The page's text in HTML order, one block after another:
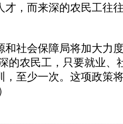
才，而来深的农民工往
社会保障局将加大力
的农民工，只要就业、
，至少一次。这项政策